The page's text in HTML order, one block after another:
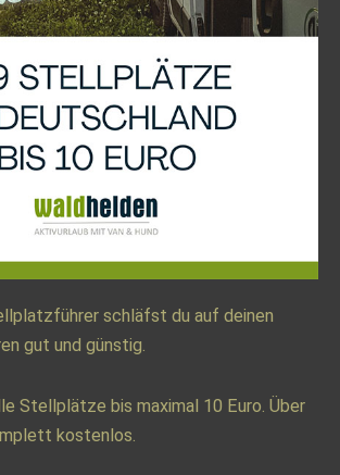
schläfst du auf deinen
gut und günstig.
Stellplätze bis maximal 10 Euro. Über
kostenlos.